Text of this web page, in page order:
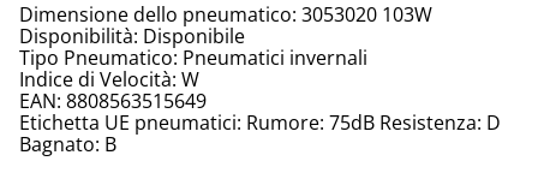
Dimensione dello pneumatico: 3053020 103W
Disponibilità: Disponibile
Tipo Pneumatico: Pneumatici invernali
Indice di Velocità: W
EAN: 8808563515649
Etichetta UE pneumatici: Rumore: 75dB Resistenza: D
Bagnato: B